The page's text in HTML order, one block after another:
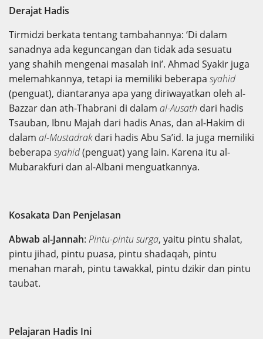
Derajat Hadis
Tirmidzi berkata tentang tambahannya: ‘Di dalam
sanadnya ada keguncangan dan tidak ada sesuatu
yang shahih mengenai masalah ini’. Ahmad Syakir juga
melemahkannya, tetapi ia memiliki beberapa syahid
(penguat), diantaranya apa yang diriwayatkan oleh al-
Bazzar dan ath-Thabrani di dalam al-Ausath dari hadis
Tsauban, Ibnu Majah dari hadis Anas, dan al-Hakim di
dalam al-Mustadrakdari hadis Abu Sa’id. Ia juga memiliki
beberapa syahid(penguat) yang lain. Karena itu al-
Mubarakfuri dan al-Albani menguatkannya.
Kosakata Dan Penjelasan
Abwab al-Jannah: Pintu-pintu surga, yaitu pintu shalat,
pintu jihad, pintu puasa, pintu shadaqah, pintu
menahan marah, pintu tawakkal, pintu dzikir dan pintu
taubat.
Pelajaran Hadis Ini